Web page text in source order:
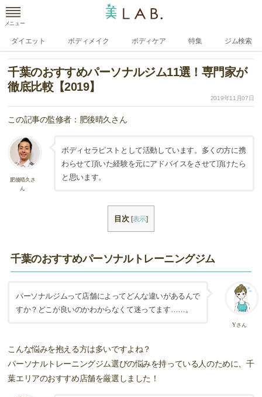
メニュー
ダイエット ボディメイク ボディケア 特集 ジム検索
千葉のおすすめパーソナルジム11選！専門家が
徹底比較【2019】
2019年11月07日
この記事の監修者：肥後晴久さん
肥後晴久さ
ん
ボディセラピストとして活動しています。多くの方に携
わらせて頂いた経験を元にアドバイスをさせて頂けたら
と思います。
目次 [表示]
千葉のおすすめパーソナルトレーニングジム
Yさん
パーソナルジムって店舗によってどんな違いがあるんで
すか？どこが良いのかわからなくて迷ってます……。
こんな悩みを抱える方は多いですよね？
パーソナルトレーニングジム選びの悩みを持っている人のために、千
葉エリアのおすすめ店舗を厳選しました！